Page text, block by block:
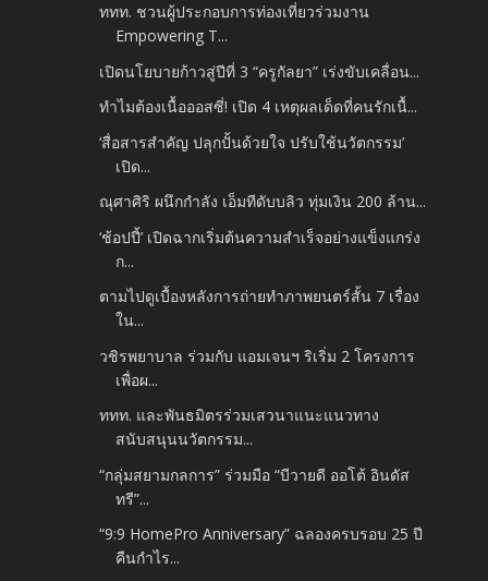
ททท. ชวนผู้ประกอบการท่องเที่ยวร่วมงาน
Empowering T...
เปิดนโยบายก้าวสู่ปีที่ 3 “ครูกัลยา” เร่งขับเคลื่อน...
ทำไมต้องเนื้อออสซี่! เปิด 4 เหตุผลเด็ดที่คนรักเนื้...
‘สื่อสารสำคัญ ปลุกปั้นด้วยใจ ปรับใช้นวัตกรรม’
เปิด...
ณุศาศิริ ผนึกกำลัง เอ็มทีดับบลิว ทุ่มเงิน 200 ล้าน...
‘ช้อปปี้’ เปิดฉากเริ่มต้นความสำเร็จอย่างแข็งแกร่ง
ก...
ตามไปดูเบื้องหลังการถ่ายทำภาพยนตร์สั้น 7 เรื่อง
ใน...
วชิรพยาบาล ร่วมกับ แอมเจนฯ ริเริ่ม 2 โครงการ
เพื่อผ...
ททท. และพันธมิตรร่วมเสวนาแนะแนวทาง
สนับสนุนนวัตกรรม...
“กลุ่มสยามกลการ” ร่วมมือ “บีวายดี ออโต้ อินดัส
ทรี”...
“9:9 HomePro Anniversary” ฉลองครบรอบ 25 ปี
คืนกำไร...